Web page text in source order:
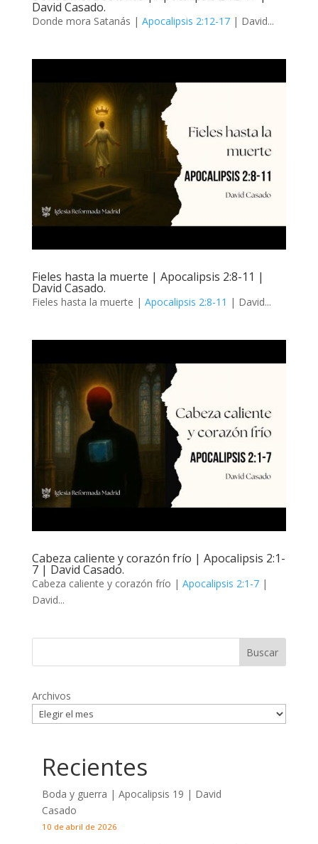
David Casado.
Donde mora Satanás | Apocalipsis 2:12-17| David...
Fieles hasta la muerte | Apocalipsis 2:8-11 |
David Casado.
Fieles hasta la muerte | Apocalipsis 2:8-11 | David...
Cabeza caliente y corazón frío | Apocalipsis 2:1-
7 | David Casado.
Cabeza caliente y corazón frío | Apocalipsis 2:1-7|
David...
Archivos
Recientes
Boda y guerra | Apocalipsis 19 | David
Casado
10 de abril de 2026